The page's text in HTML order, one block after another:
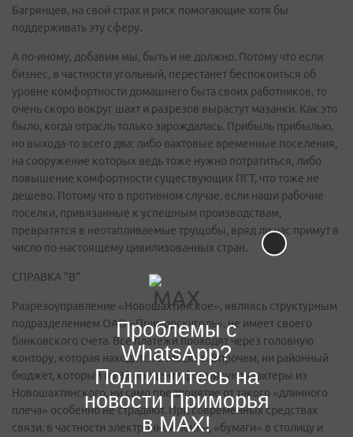
Багрянцев, на свой страх и риск помогающие хотя бы
поддерживать эту сферу.
А по-иному, добавим мы, быть и не должно. Потому что если
бизнес, в частности угольный, перестанет беспокоиться об
уровне комфортности домашнего быта своих работников, то
очень скоро вокруг шахт и разрезов вырастут мазанки. Как это
было, когда отрасль только зарождалась. Прибыль прибылью,
но выхода-то всего два: либо вахтовые временные поселения,
на сооружение которых ведь тоже нужно потратиться, либо
повышение комфортности существующих ПГТ, что тоже не
дешево. Потому что в противном случае, если наши рабочие
поселки, привязанные к успешным производствам,
превратятся в неотапливаемые трущобы, вряд ли нас примут в
число по-настоящему цивилизованных стран.
СПРАВКА "В"
Разрезоуправление «Новошахтинское», являясь структурным
подразделением ОАО «Приморскуголь», не имеет своего
банковского счета. Все платежи проходят через головную
контору, которая находится в Москве. Впрочем, ни районный
бюджет, который на 32 процента формируют шахтеры из
Новошахтинского, ни само предприятие от такого «длинного
плеча» особенно не страдают. При современных средствах
связи, в частности электронной почты, «бумаги» в столицу и
Проблемы с
WhatsApp?
Подпишитесь на
новости Приморья
в MAX!